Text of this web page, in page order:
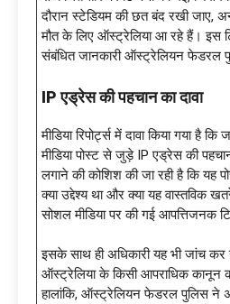
दौरान स्टेडियम की छत बंद रखी जाए,
मौत के लिए ऑस्ट्रेलिया आ रहे हैं। इस
संबंधित जानकारी ऑस्ट्रेलियन फेडरल
IP एड्रेस की पहचान का दावा
मीडिया रिपोर्ट्स में दावा किया गया है
मीडिया पोस्ट से जुड़े IP एड्रेस की
लगाने की कोशिश की जा रही है कि यह
क्या उद्देश्य था और क्या यह वास्तविक
सोशल मीडिया पर की गई आपत्तिजनक
इसके साथ ही अधिकारी यह भी जांच कर
ऑस्ट्रेलिया के किसी आपराधिक
हालांकि, ऑस्ट्रेलियन फेडरल पुलिस ने